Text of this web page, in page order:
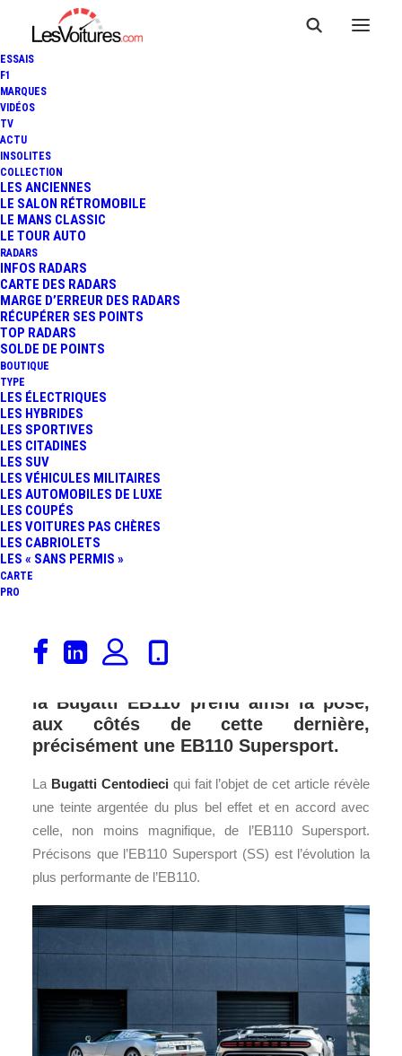
ESSAIS
F1
MARQUES
VIDÉOS
TV
ACTU
INSOLITES
COLLECTION
LES ANCIENNES
LE SALON RÉTROMOBILE
LE MANS CLASSIC
LE TOUR AUTO
RADARS
INFOS RADARS
CARTE DES RADARS
MARGE D’ERREUR DES RADARS
RÉCUPÉRER SES POINTS
TOP RADARS
SOLDE DE POINTS
BOUTIQUE
TYPE
LES ÉLECTRIQUES
LES HYBRIDES
LES SPORTIVES
LES CITADINES
LES SUV
LES VÉHICULES MILITAIRES
LES AUTOMOBILES DE LUXE
LES COUPÉS
LES VOITURES PAS CHÈRES
LES CABRIOLETS
LES « SANS PERMIS »
CARTE
PRO
DERNIER EXEMPLAIRE
SUBLIME ACCOMPAGNÉ PAR
L'EB110 SUPERSPORT
5 Minutes
Bugatti célèbre la dernière Centodieci
produite en tant qu’exemplaire dit
la Bugatti EB110 prend ainsi la pose,
aux côtés de cette dernière,
précisément une EB110 Supersport.
La Bugatti Centodieci qui fait l’objet de cet article révèle
une teinte argentée du plus bel effet et en accord avec
celle, non moins magnifique, de l’EB110 Supersport.
Précisons que l’EB110 Supersport (SS) est l’évolution la
plus performante de l’EB110.